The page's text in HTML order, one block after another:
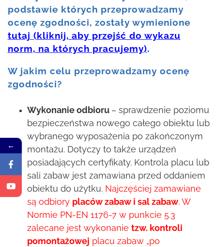
podstawie których przeprowadzamy
ocenę zgodności, zostały wymienione
tutaj (kliknij, aby przejść do wykazu
norm, na których pracujemy).
W jakim celu przeprowadzamy ocenę
zgodności?
Wykonanie odbioru – sprawdzenie poziomu
bezpieczeństwa nowego całego obiektu lub
wybranego wyposażenia po zakończonym
montażu. Dotyczy to także urządzeń
posiadających certyfikaty. Kontrola placu lub
sali zabaw jest zamawiana przed oddaniem
obiektu do użytku. Najczęściej zamawiane
są odbiory placów zabaw i sal zabaw. W
Normie PN-EN 1176-7 w punkcie 5.3
zalecane jest wykonanie tzw. kontroli
pomontażowej placu zabaw „po
←